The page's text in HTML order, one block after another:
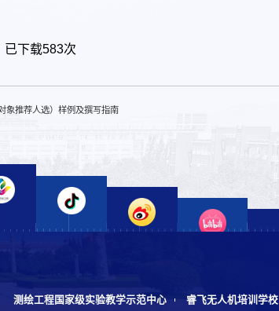
已下载583次
象推荐人选）样例及撰写指南
测绘工程国家级实验教学示范中心 睿飞无人机培训学校